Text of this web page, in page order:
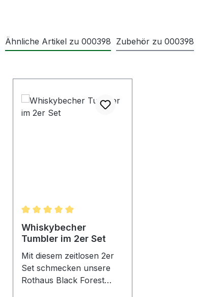
Ähnliche Artikel zu 000398 Zubehör zu 000398
Durchschnittliche Bewertung von 5 von 5 Sternen
Whiskybecher
Tumbler im 2er Set
Mit diesem zeitlosen 2er
Set schmecken unsere
Rothaus Black Forest